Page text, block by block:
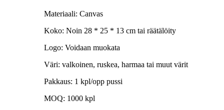
Materiaali: Canvas
Koko: Noin 28 * 25 * 13 cm tai räätälöity
Logo: Voidaan muokata
Väri: valkoinen, ruskea, harmaa tai muut värit
Pakkaus: 1 kpl/opp pussi
MOQ: 1000 kpl